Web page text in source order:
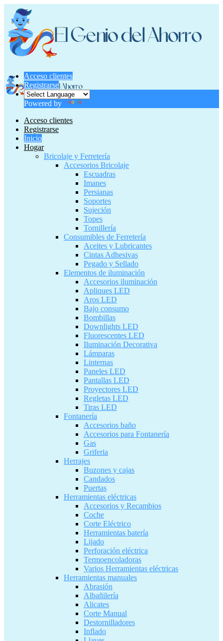
Acceso clientes
Registrarse
Powered by
Acceso clientes
Registrarse
Inicio
Hogar
Bricolaje y Ferretería
Accesorios Bricolaje
Escuadras
Imanes
Persianas
Soportes
Sujeción
Topes
Tornillería
Consumibles de Ferretería
Aceites y Lubricantes
Cintas Adhesivas
Pegado y Sellado
Elementos de iluminación
Accesorios iluminación
Apliques LED
Aros LED
Bajo consumo
Bombillas
Downlights LED
Fluorescentes LED
Iluminación Decorativa
Lámparas
Linternas
Paneles LED
Pantallas LED
Proyectores LED
Regletas LED
Tiras LED
Fontanería
Accesorios baño
Accesorios para Fontanería
Gas
Griferia
Herrajes
Buzones y cajas
Candados
Puertas
Herramientas eléctricas
Accesorios y Recambios
Coche
Corte Eléctrico
Herramientas batería
Lijado
Perforación eléctrica
Termoencoladoras
Varios Herramientas eléctricas
Herramientas manuales
Abrasión
Albañilería
Alicates
Corte Manual
Destornilladores
Inflado